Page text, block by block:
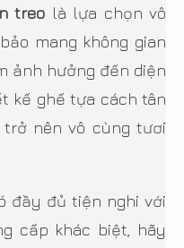
treo là lựa chọn vô
mang không gian
ảnh hưởng đến diện
kế ghế tựa cách tân
trở nên vô cùng tươi
đầy đủ tiện nghi với
cấp khác biệt, hãy